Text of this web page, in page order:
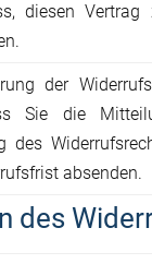
diesen Vertrag
der
Sie die
des
absenden.
des